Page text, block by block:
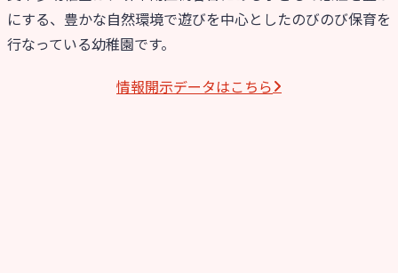
にする、豊かな自然環境で遊びを中心としたのびのび保育を
行なっている幼稚園です。
情報開⽰データはこちら